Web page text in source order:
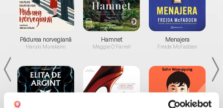
Pădurea norvegiană
Haruki Murakami
Hamnet
Maggie O'Farrell
Menajera
Freida McFadden